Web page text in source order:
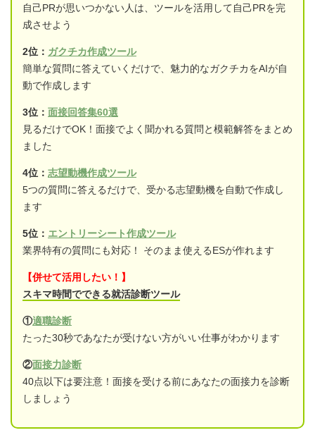
自己PRが思いつかない人は、ツールを活用して自己PRを完
成させよう
2位： ガクチカ作成ツール
簡単な質問に答えていくだけで、魅力的なガクチカをAIが自
動で作成します
3位： 面接回答集60選
見るだけでOK！面接でよく聞かれる質問と模範解答をまとめ
ました
4位： 志望動機作成ツール
5つの質問に答えるだけで、受かる志望動機を自動で作成し
ます
5位： エントリーシート作成ツール
業界特有の質問にも対応！ そのまま使えるESが作れます
【併せて活用したい！】
スキマ時間でできる就活診断ツール
①適職診断
たった30秒であなたが受けない方がいい仕事がわかります
②面接力診断
40点以下は要注意！面接を受ける前にあなたの面接力を診断
しましょう